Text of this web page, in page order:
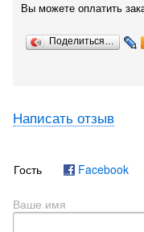
Вы можете оплатить
Поделиться…
Написать отзыв
Гость Facebook
Ваше имя